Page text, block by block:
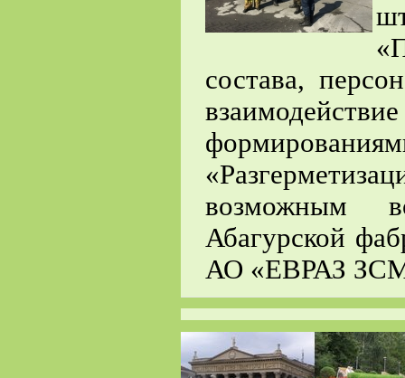
состава,
возможным
Абагурской
АО «ЕВРАЗ